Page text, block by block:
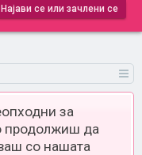
Најави се или зачлени се
за
продолжиш да
со нашата